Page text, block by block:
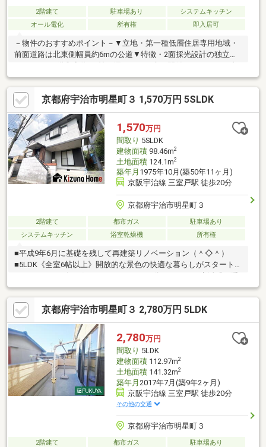
2階建て 駐車場あり
システムキッチン
オール電化
所有権 即入居可
－物件のおすすめポイント－▼立地・第一種低層住居専用地域・
前面道路は北東側幅員約6mの公道▼特徴・2面採光設計の独立型
キッチン・1階和室約8.0帖は掘ごたつ・床の間付・キッチン・廊
下から出入り可能な洗面室、勝手口有・北東側洋室2部屋の間に間
仕切収納棚を配置・ガーデニング等を楽しめるお庭有・2019年1
月 浴室・1階洗面台・電気温水器交換履歴有・カーポート有(車種
による)・残金精算後、即引渡し可能▼周辺環境・羽戸山第2児童
公園 徒歩3分(約190m)■ ご希望の住まい探しをお手伝いします
━━━━━・・・物件の詳細・ご相談はお気軽にお問い合わせく
ださい。
京都府宇治市明星町３ 1,570万円 5SLDK
1,570万円
間取り 5SLDK
建物面積98.46m2
土地面積124.1m2
築年月 1975年10月(築50年11ヶ月)
京阪宇治線 三室戸駅 徒歩20分
京都府宇治市明星町３
2階建て 都市ガス
駐車場あり
システムキッチン
浴室乾燥機 所有権
■平成9年6月に基礎を残して再建築リノベーション（＾◇＾）
■5LDK《全室6帖以上》開放的な景色の快適な暮らしがスタート■
せます■LDKに屋根付き物干しスペースがあり家事が楽ちん■玄関
ホールにお洒落な《室内庭園＋吹抜＋天窓》があります■納戸が3
部屋あり荷物が多いご家庭は助かります■静かで緑が多く、交通
量の少ない住宅街■児童公園徒歩1分、小学校徒歩8分と親御様も
安心【三室戸小 東宇治中】実際に内覧してみて初めてわかる事
がたくさんあります（＾◇＾）内覧するだけなら料金はかかりま
せん。迷った時は、お気軽に内覧のご予約を。
京都府宇治市明星町３ 2,780万円 5LDK
2,780万円
間取り 5LDK
建物面積112.97m2
土地面積141.32m2
築年月 2017年7月(築9年2ヶ月)
京阪宇治線 三室戸駅 徒歩20分
その他の交通
京都府宇治市明星町３
2階建て 都市ガス
駐車場あり